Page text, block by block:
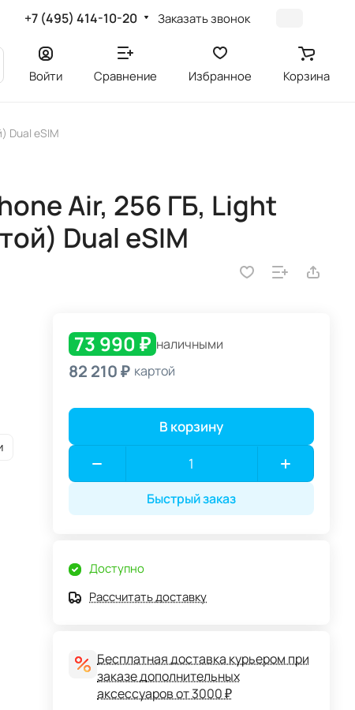
+7 (495) 414-10-20 Заказать звонок
Войти Сравнение Избранное Корзина
Dual eSIM
Air, 256 ГБ, Light
Dual eSIM
73 990 ₽ наличными
82 210 ₽ картой
В корзину
Быстрый заказ
Доступно
Рассчитать доставку
Бесплатная доставка курьером при
заказе дополнительных
аксессуаров от 3000 ₽